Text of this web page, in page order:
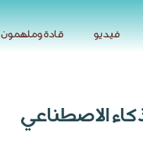
فيديو قادة وملهمون
الاصطناعي